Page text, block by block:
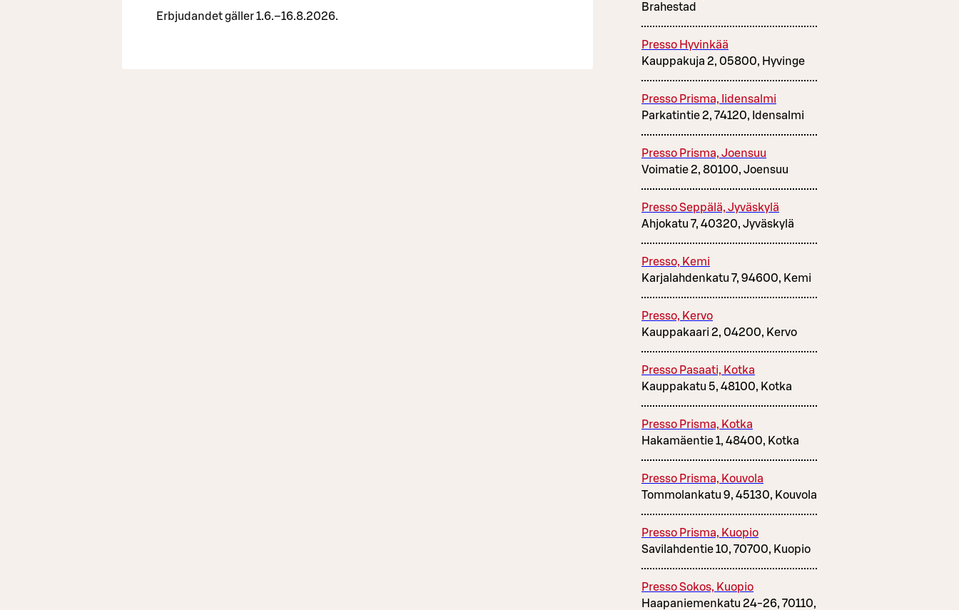
Erbjudandet gäller 1.6.–16.8.2026.
Brahestad
Presso Hyvinkää
Kauppakuja 2, 05800, Hyvinge
Presso Prisma, Iidensalmi
Parkatintie 2, 74120, Idensalmi
Presso Prisma, Joensuu
Voimatie 2, 80100, Joensuu
Presso Seppälä, Jyväskylä
Ahjokatu 7, 40320, Jyväskylä
Presso, Kemi
Karjalahdenkatu 7, 94600, Kemi
Presso, Kervo
Kauppakaari 2, 04200, Kervo
Presso Pasaati, Kotka
Kauppakatu 5, 48100, Kotka
Presso Prisma, Kotka
Hakamäentie 1, 48400, Kotka
Presso Prisma, Kouvola
Tommolankatu 9, 45130, Kouvola
Presso Prisma, Kuopio
Savilahdentie 10, 70700, Kuopio
Presso Sokos, Kuopio
Haapaniemenkatu 24-26, 70110,